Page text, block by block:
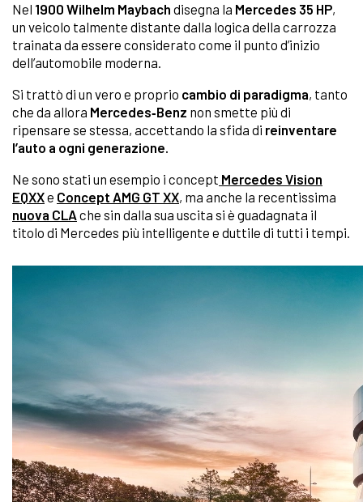
Nel 1900 Wilhelm Maybach disegna la Mercedes 35 HP,
un veicolo talmente distante dalla logica della carrozza
trainata da essere considerato come il punto d’inizio
dell’automobile moderna.
Si trattò di un vero e proprio cambio di paradigma, tanto
che da allora Mercedes‑Benz non smette più di
ripensare se stessa, accettando la sfida di reinventare
l’auto a ogni generazione.
Ne sono stati un esempio i concept Mercedes Vision
EQXXe Concept AMG GT XX, ma anche la recentissima
nuova CLA che sin dalla sua uscita si è guadagnata il
titolo di Mercedes più intelligente e duttile di tutti i tempi.